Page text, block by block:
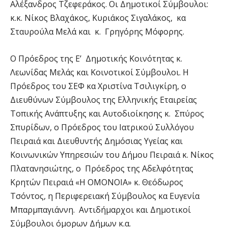
Αλέξανδρος Τζεφεράκος. Οι Δημοτικοί Σύμβουλοι:
κ.κ. Νίκος Βλαχάκος, Κυριάκος Σιγαλάκος, κα
Σταυρούλα Μελά και κ. Γρηγόρης Μόφορης.
Ο Πρόεδρος της Ε’ Δημοτικής Κοινότητας κ.
Λεωνίδας Μελάς και Κοινοτικοί Σύμβουλοι. Η
Πρόεδρος του ΣΕΦ κα Χριστίνα Τσιλιγκίρη, ο
Διευθύνων Σύμβουλος της Ελληνικής Εταιρείας
Τοπικής Ανάπτυξης και Αυτοδιοίκησης κ. Σπύρος
Σπυρίδων, ο Πρόεδρος του Ιατρικού Συλλόγου
Πειραιά και Διευθυντής Δημόσιας Υγείας και
Κοινωνικών Υπηρεσιών του Δήμου Πειραιά κ. Νίκος
Πλατανησιώτης, ο Πρόεδρος της Αδελφότητας
Κρητών Πειραιά «Η ΟΜΟΝΟΙΑ» κ. Θεόδωρος
Τσόντος, η Περιφερειακή Σύμβουλος κα Ευγενία
Μπαρμπαγιάννη. Αντιδήμαρχοι και Δημοτικοί
Σύμβουλοι όμορων Δήμων κ.α.